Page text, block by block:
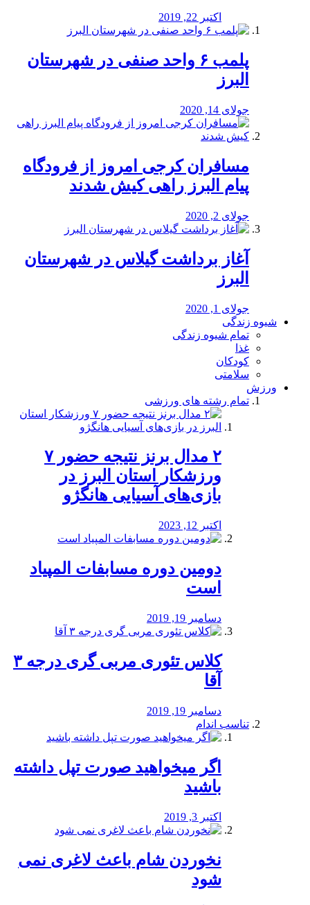
اکتبر 22, 2019
پلمب ۶ واحد صنفی در شهرستان
البرز
جولای 14, 2020
مسافران کرجی امروز از فرودگاه
پیام البرز راهی کیش شدند
جولای 2, 2020
آغاز برداشت گیلاس در شهرستان
البرز
جولای 1, 2020
شیوه زندگی
تمام شیوه زندگی
غذا
کودکان
سلامتی
ورزش
تمام رشته های ورزشی
۲ مدال برنز نتیجه حضور ۷
ورزشکار استان البرز در
بازی‌های آسیایی هانگژو
اکتبر 12, 2023
دومین دوره مسابفات المپیاد
است
دسامبر 19, 2019
کلاس تئوری مربی گری درجه ۳
آقا
دسامبر 19, 2019
تناسب اندام
اگر میخواهید صورت تپل داشته
باشید
اکتبر 3, 2019
نخوردن شام باعث لاغری نمی
‌شود